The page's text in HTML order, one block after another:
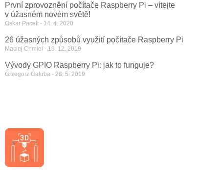
První zprovoznění počítače Raspberry Pi – vítejte
v úžasném novém světě!
Oskar Pacelt 14. 4. 2020
26 úžasných způsobů využití počítače Raspberry Pi
Maciej Chmiel 19. 12. 2019
Vývody GPIO Raspberry Pi: jak to funguje?
Grzegorz Galuba 28. 5. 2019